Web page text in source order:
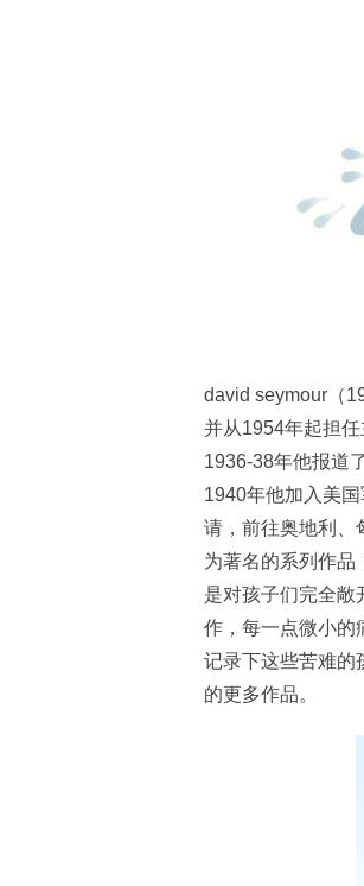
david seymour（
并从1954年起担
1936-38年他报道
1940年他加入美
请，前往奥地利、
为著名的系列作品
是对孩子们完全敞
作，每一点微小的
记录下这些苦难的
的更多作品。